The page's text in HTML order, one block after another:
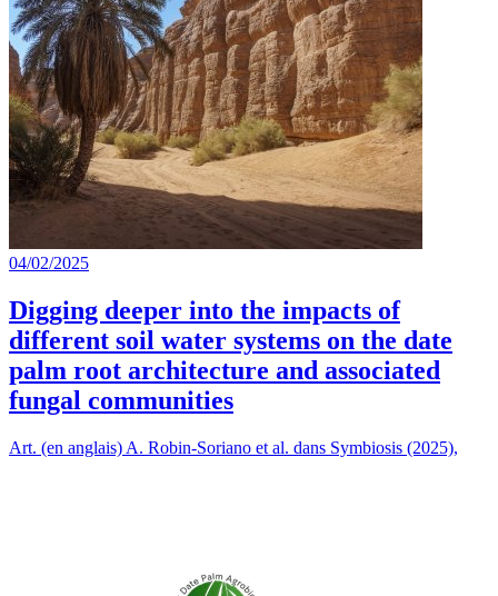
04/02/2025
Digging deeper into the impacts of
different soil water systems on the date
palm root architecture and associated
fungal communities
Art. (en anglais) A. Robin-Soriano et al. dans Symbiosis (2025),